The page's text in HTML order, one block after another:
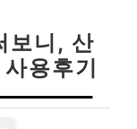
보니, 산
용후기